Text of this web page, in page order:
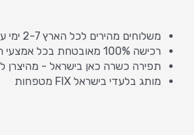
משלוחים מהירים לכל הארץ 2-7 ימי עסקים
רכישה 100% מאובטחת בכל אמצעי תשלום
תפירה כשרה כאן בישראל - מהיצרן
מותג בלעדי בישראל FIX מטפחות